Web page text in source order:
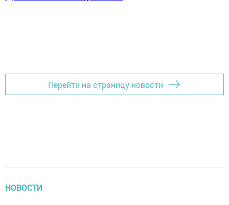
Перейти на страницу новости
НОВОСТИ